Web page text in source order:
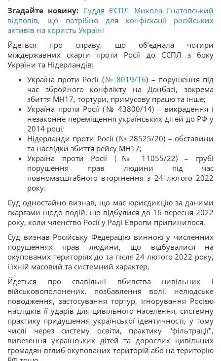
Згадайте новину: Суддя ЄСПЛ Микола Гнатовський
відповів, що потрібно для конфіскації російських
активів на користь Україні
Йдеться про справу, що об’єднала чотири
міждержавних скарги проти Росії до ЄСПЛ з боку
України та Нідерландів:
Україна проти Росії (№ 8019/16) – порушення під
час збройного конфлікту на Донбасі, зокрема
збиття MH17, тортури, примусову працю та інше;
Україна проти Росії (№ 43800/14) – викрадення і
незаконне переміщення українських дітей до РФ у
2014 році;
Нідерланди проти Росії (№ 28525/20) – обставини
та наслідки збиття рейсу MH17;
Україна проти Росії (№ 11055/22) – грубі
порушення прав людини під час
повномасштабного вторгнення з 24 лютого 2022
року.
Суд одностайно визнав, що має юрисдикцію за даними
скаргами щодо подій, що відбулися до 16 вересня 2022
року, коли членство Росії у Раді Європи припинилося.
Суд визнав Російську Федерацію винною у численних
порушеннях прав людини, що відбувалися на
окупованих територіях до та після 24 лютого 2022 року,
і їхній масовий та системний характер.
Йдеться про свавільні вбивства цивільних і
військовополонених, позбавлення волі, нелюдське
поводження, застосування тортур, ігнорування Росією
наслідків її ударів для цивільного населення, системну
практику придушення української ідентичності, у тому
числі через систему освіти, практику "фільтрації",
вивезення українських дітей та дорослих цивільних
громадян вглиб окупованих територій або на територію